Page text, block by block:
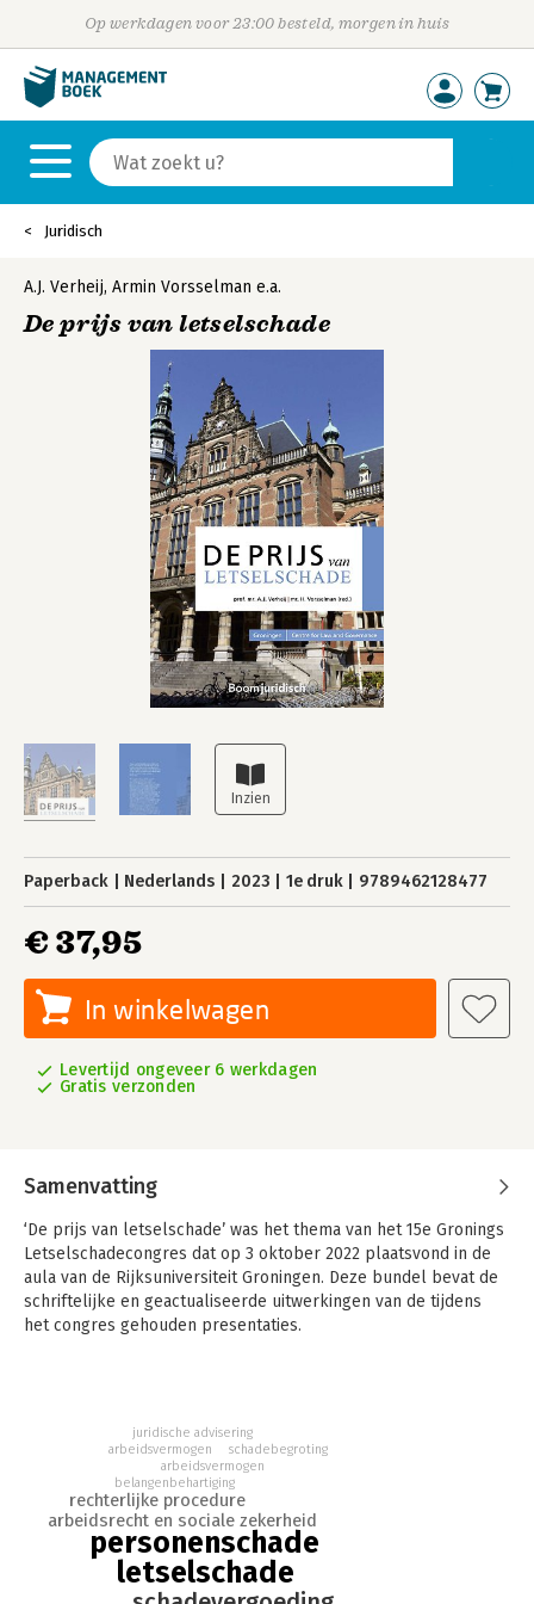
Op werkdagen voor 23:00 besteld, morgen in huis
Juridisch
A.J. Verheij, Armin Vorsselman e.a.
De prijs van letselschade
Paperback Nederlands 2023 1e druk 9789462128477
€ 37,95
In winkelwagen
Levertijd ongeveer 6 werkdagen
Gratis verzonden
Samenvatting
‘De prijs van letselschade’ was het thema van het 15e Gronings
Letselschadecongres dat op 3 oktober 2022 plaatsvond in de
aula van de Rijksuniversiteit Groningen. Deze bundel bevat de
schriftelijke en geactualiseerde uitwerkingen van de tijdens
het congres gehouden presentaties.
(zeer) persoonlijke informatie moet delen en wordt de vraag
opgeworpen of het slachtoffer recht heeft op privacyschade.
Vervolgens wordt ingezoomd op begroting van de schade door
verlies van arbeidsvermogen. De auteur beschouwt daarbij
voornamelijk de hypothetische situatie zonder ongeval. Daarna
wordt de rol van de belangenbehartiger onder de loep
genomen, waarbij nader wordt ingegaan op (het voorkomen
letselschade
personenschade
arbeidsrecht en sociale zekerheid
rechterlijke procedure
belangenbehartiging
arbeidsvermogen
arbeidsvermogen
juridische advisering
schadebegroting